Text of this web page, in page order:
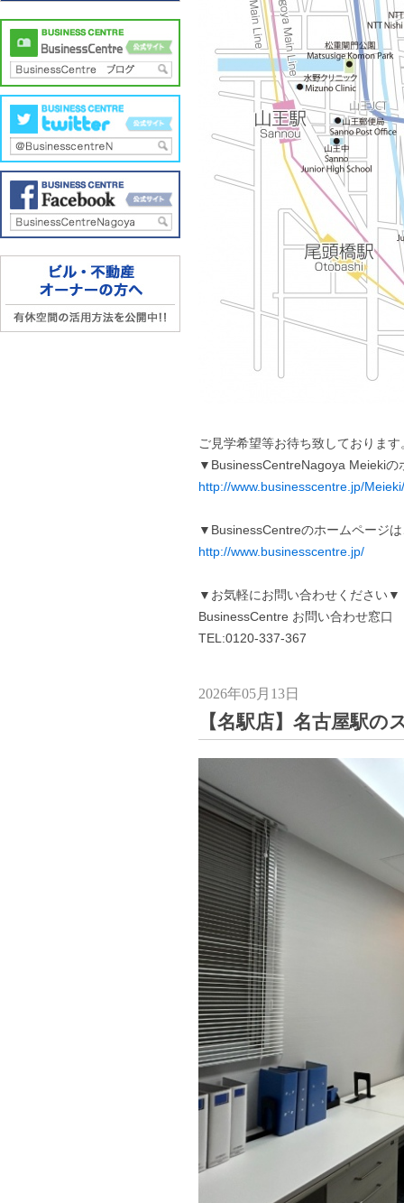
ご見学希望等お待ち致しております
▼BusinessCentreNagoya Meieki
http://www.businesscentre.jp/Meieki/
▼BusinessCentreのホームページ
http://www.businesscentre.jp/
▼お気軽にお問い合わせください▼
BusinessCentre お問い合わせ窓口
TEL:0120-337-367
2026年05月13日
【名駅店】名古屋駅